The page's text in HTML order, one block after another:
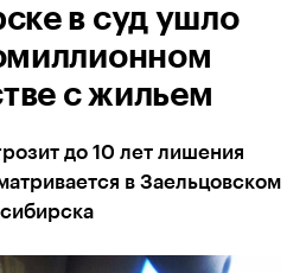
в суд ушло
с жильем
до 10 лет лишения
в Заельцовском